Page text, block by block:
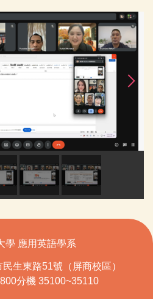
學 應用英語學系
生東路51號（屏商校區）
分機 35100~35110